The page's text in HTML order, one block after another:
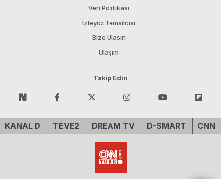
Veri Politikası
İzleyici Temsilcisi
Bize Ulaşın
Ulaşım
Takip Edin
KANAL D TEVE2 DREAM TV D-SMART CNN